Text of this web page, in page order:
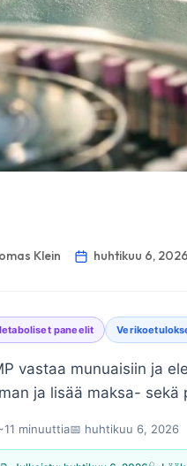
Klein huhtikuu 6, 2026
paneelit
vastaa munuaisiin ja
ja lisää maksa-
minuuttia📅 huhtikuu 6, 2026